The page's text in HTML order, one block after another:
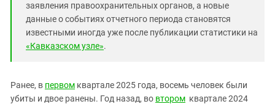
заявления правоохранительных органов, а новые
данные о событиях отчетного периода становятся
известными иногда уже после публикации статистики на
«Кавказском узле».
Ранее, в первом квартале 2025 года, восемь человек были
убиты и двое ранены. Год назад, во втором квартале 2024